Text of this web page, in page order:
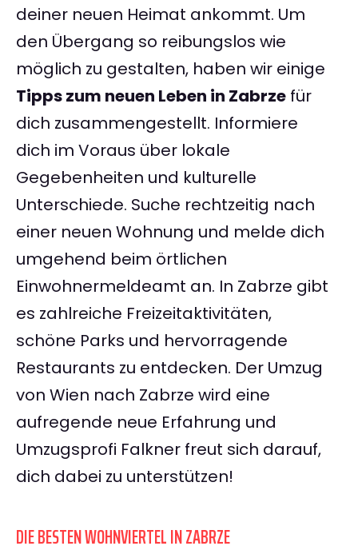
deiner neuen Heimat ankommt. Um
den Übergang so reibungslos wie
möglich zu gestalten, haben wir einige
Tipps zum neuen Leben in Zabrze für
dich zusammengestellt. Informiere
dich im Voraus über lokale
Gegebenheiten und kulturelle
Unterschiede. Suche rechtzeitig nach
einer neuen Wohnung und melde dich
umgehend beim örtlichen
Einwohnermeldeamt an. In Zabrze gibt
es zahlreiche Freizeitaktivitäten,
schöne Parks und hervorragende
Restaurants zu entdecken. Der Umzug
von Wien nach Zabrze wird eine
aufregende neue Erfahrung und
Umzugsprofi Falkner freut sich darauf,
dich dabei zu unterstützen!
DIE BESTEN WOHNVIERTEL IN ZABRZE